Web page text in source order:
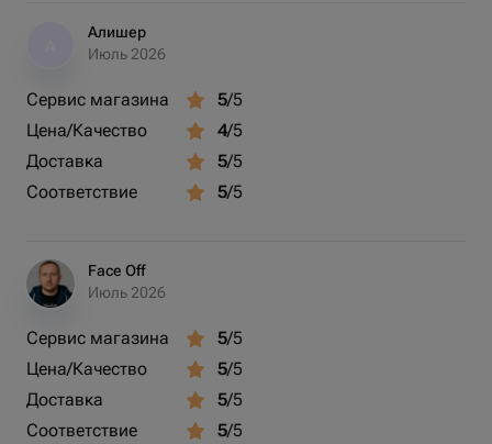
Алишер
Июль 2026
Сервис магазина 5/5
Цена/Качество
4/5
Доставка
5/5
Соответствие
5/5
Face Off
Июль 2026
Сервис магазина 5/5
Цена/Качество
5/5
Доставка
5/5
Соответствие
5/5